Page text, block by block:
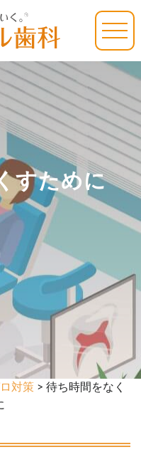
すために
対策 > 待ち時間をなく